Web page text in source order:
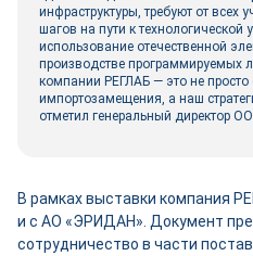
инфраструктуры, требуют от всех
шагов на пути к технологической
использование отечественной
производстве программируемых
компании РЕГЛАБ — это не просто
импортозамещения, а наш
отметил генеральный директор
В рамках выставки компания
и с АО «ЭРИДАН». Документ
сотрудничество в части